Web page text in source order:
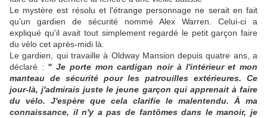
Le mystère est résolu et l'étrange personnage ne serait en fait
qu'un gardien de sécurité nommé Alex Warren. Celui-ci a
expliqué qu'il avait tout simplement regardé le petit garçon faire
du vélo cet après-midi là.
Le gardien, qui travaille à Oldway Mansion depuis quatre ans, a
déclaré : " Je porte mon cardigan noir à l'intérieur et mon
manteau de sécurité pour les patrouilles extérieures. Ce
jour-là, j'admirais juste le jeune garçon qui apprenait à faire
du vélo. J'espère que cela clarifie le malentendu. À ma
connaissance, il n'y a pas de fantômes dans le manoir, je